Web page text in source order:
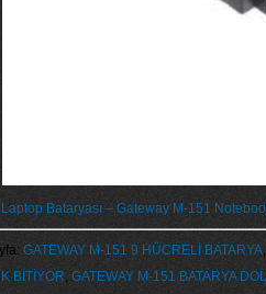
Bataryası – Gateway M-151
GATEWAY M-151 9 HÜCRELİ BATARYA,
BİTİYOR, GATEWAY M-151 BATARYA